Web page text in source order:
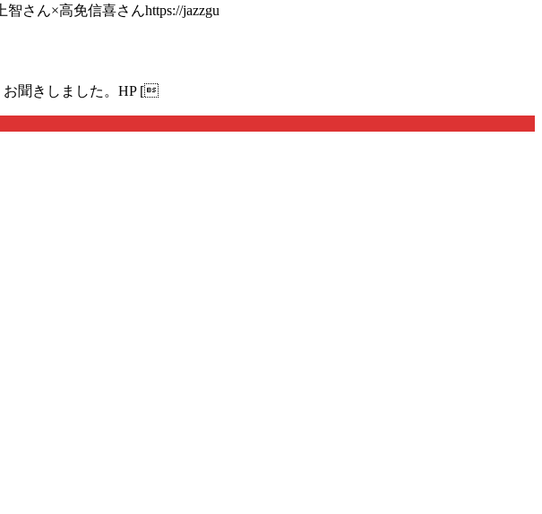
さん×高免信喜さんhttps://jazzgu
聞きしました。HP [